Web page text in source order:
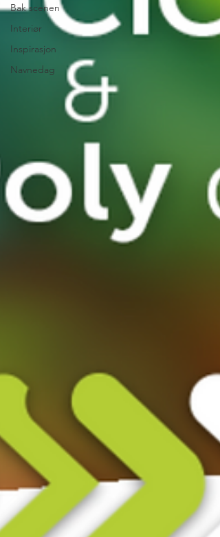
Bak scenen
Interiør
Inspirasjon
Navnedag